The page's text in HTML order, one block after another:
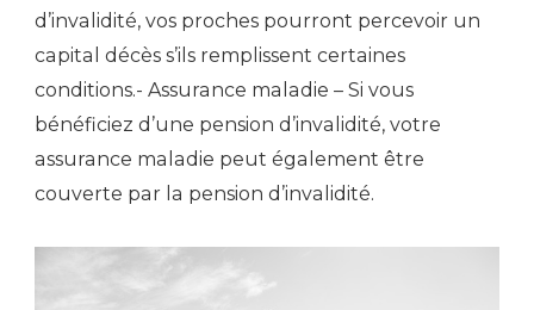
d’invalidité, vos proches pourront percevoir un
capital décès s’ils remplissent certaines
conditions.- Assurance maladie – Si vous
bénéficiez d’une pension d’invalidité, votre
assurance maladie peut également être
couverte par la pension d’invalidité.